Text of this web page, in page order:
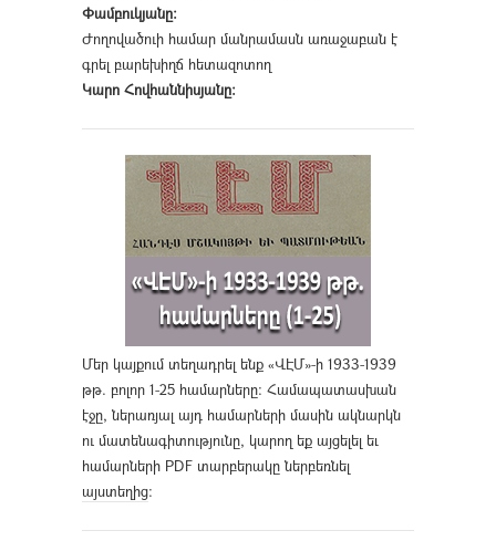
Փամբուկյանը։
Ժողովածուի համար մանրամասն առաջաբան է
գրել բարեխիղճ հետազոտող
Կարո Հովհաննիսյանը։
Մեր կայքում տեղադրել ենք «ՎԷՄ»-ի 1933-1939
թթ. բոլոր 1-25 համարները։ Համապատասխան
էջը, ներառյալ այդ համարների մասին ակնարկն
ու մատենագիտությունը, կարող եք այցելել եւ
համարների PDF տարբերակը ներբեռնել
այստեղից։